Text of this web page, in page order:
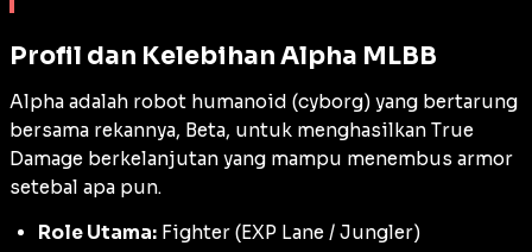
Profil dan Kelebihan Alpha MLBB
Alpha adalah robot humanoid (cyborg) yang bertarung
bersama rekannya, Beta, untuk menghasilkan True
Damage berkelanjutan yang mampu menembus armor
setebal apa pun.
Role Utama: Fighter (EXP Lane / Jungler)